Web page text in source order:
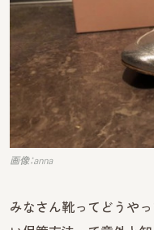
画像：anna
みなさん靴ってどうや